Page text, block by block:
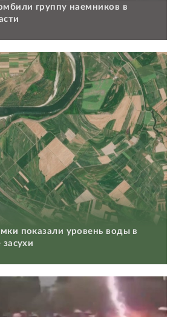
группу наемников в
показали уровень воды в